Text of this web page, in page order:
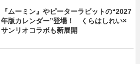
『ムーミン』やピーターラビットの“2027
年版カレンダー”登場！ くらはしれい×
サンリオコラボも新展開